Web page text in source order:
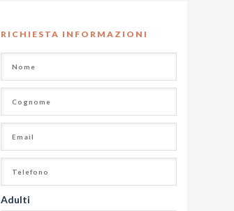
RICHIESTA INFORMAZIONI
Adulti